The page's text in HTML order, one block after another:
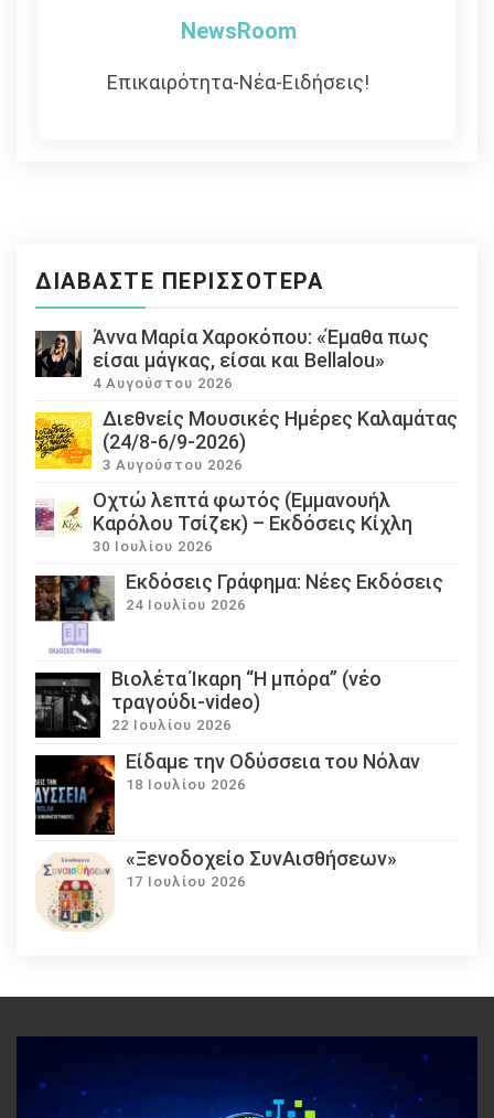
NewsRoom
Επικαιρότητα-Νέα-Ειδήσεις!
ΔΙΑΒΆΣΤΕ ΠΕΡΙΣΣΌΤΕΡΑ
Άννα Μαρία Χαροκόπου: «Έμαθα πως
είσαι μάγκας, είσαι και Bellalou»
4 Αυγούστου 2026
Διεθνείς Μουσικές Ημέρες Καλαμάτας
(24/8-6/9-2026)
3 Αυγούστου 2026
Οχτώ λεπτά φωτός (Εμμανουήλ
Καρόλου Τσίζεκ) – Εκδόσεις Κίχλη
30 Ιουλίου 2026
Εκδόσεις Γράφημα: Νέες Εκδόσεις
24 Ιουλίου 2026
Βιολέτα Ίκαρη “Η μπόρα” (νέο
τραγούδι-video)
22 Ιουλίου 2026
Eίδαμε την Οδύσσεια του Νόλαν
18 Ιουλίου 2026
«Ξενοδοχείο ΣυνΑισθήσεων»
17 Ιουλίου 2026